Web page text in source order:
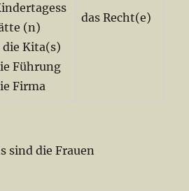
(n)
die Kita(s)
Führung
Firma
das Recht(e)
sind die Frauen